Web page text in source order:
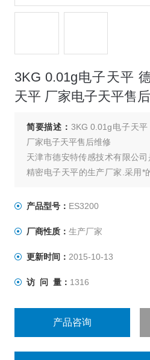
3KG 0.01g电子天平
天平 厂家电子天平售
简要描述： 3KG 0.01g电子天
厂家电子天平售后维修
天津市德安特传感技术有限公
精密电子天平的生产厂家.采用*
提供全套的称重解决方案. 德安
以拥有一台的精密电子天平
产品型号： ES3200
厂商性质： 生产厂家
更新时间： 2015-10-13
访 问 量： 1316
产品咨询